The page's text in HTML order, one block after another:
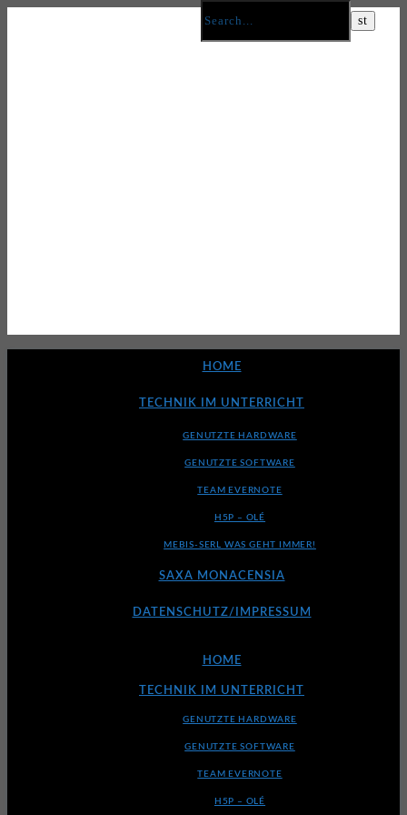
HOME
TECHNIK IM UNTERRICHT
GENUTZTE HARDWARE
GENUTZTE SOFTWARE
TEAM EVERNOTE
H5P – OLÉ
MEBIS-SERL WAS GEHT IMMER!
SAXA MONACENSIA
DATENSCHUTZ/IMPRESSUM
HOME
TECHNIK IM UNTERRICHT
GENUTZTE HARDWARE
GENUTZTE SOFTWARE
TEAM EVERNOTE
H5P – OLÉ